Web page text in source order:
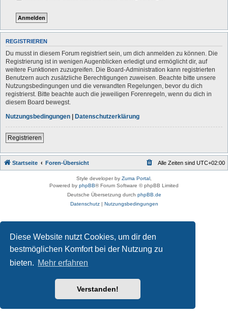
Diese Website nutzt Cookies, um dir den
bestmöglichen Komfort bei der Nutzung zu
bieten. Mehr erfahren
Verstanden!
REGISTRIEREN
Du musst in diesem Forum registriert sein, um dich anmelden zu können. Die
Registrierung ist in wenigen Augenblicken erledigt und ermöglicht dir, auf
weitere Funktionen zuzugreifen. Die Board-Administration kann registrierten
Benutzern auch zusätzliche Berechtigungen zuweisen. Beachte bitte unsere
Nutzungsbedingungen und die verwandten Regelungen, bevor du dich
registrierst. Bitte beachte auch die jeweiligen Forenregeln, wenn du dich in
diesem Board bewegst.
Nutzungsbedingungen | Datenschutzerklärung
Registrieren
Startseite Foren-Übersicht Alle Zeiten sind UTC+02:00
Style developer by Zuma Portal
Powered by phpBB® Forum Software © phpBB Limited
Deutsche Übersetzung durch phpBB.de
Datenschutz| Nutzungsbedingungen